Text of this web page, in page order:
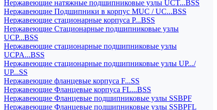
Нержавеющие натяжные подшипниковые узлы UCT...BSS
Нержавеющие Подшипники в корпус MUC / UC...BSS
Нержавеющие стационарные корпуса P...BSS
Нержавеющие Стационарные подшипниковые узлы
UCP...BSS
Нержавеющие стационарные подшипниковые узлы
UCPA...BSS
Нержавеющие стационарные подшипниковые узлы UP.../
UP...SS
Нержавеющие фланцевые корпуса F...SS
Нержавеющие Фланцевые корпуса FL...BSS
Нержавеющие Фланцевые подшипниковые узлы SSBPF
Нержавеющие Фланцевые подшипниковые узлы SSBPFL